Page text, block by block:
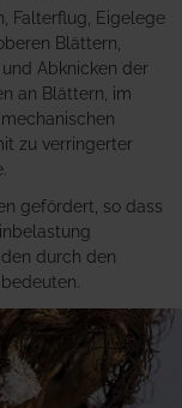
Falterflug, Eigelege
Blättern,
Abknicken der
an Blättern, im
zu verringerter
gefördert, so dass
durch den